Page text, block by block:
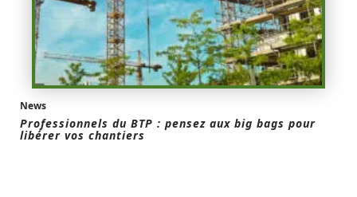
News
Professionnels du BTP : pensez aux big bags pour
libérer vos chantiers